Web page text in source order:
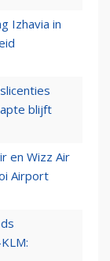
Izhavia in
blijft
en Wizz Air
Airport